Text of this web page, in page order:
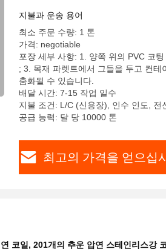
지불과 운송 용어
최소 주문 수량: 1 톤
가격: negotiable
포장 세부 사항: 1. 양쪽 위의 PVC 코
; 3. 목재 파렛트에서 그들을 두고 컨
춤화될 수 있습니다.
배달 시간: 7-15 작업 일수
지불 조건: L/C (신용장), 인수 인도, 전
공급 능력: 달 당 10000 톤
최고의 가격을 얻으십
코일 , 201개의 추운 압연 스테인리스강